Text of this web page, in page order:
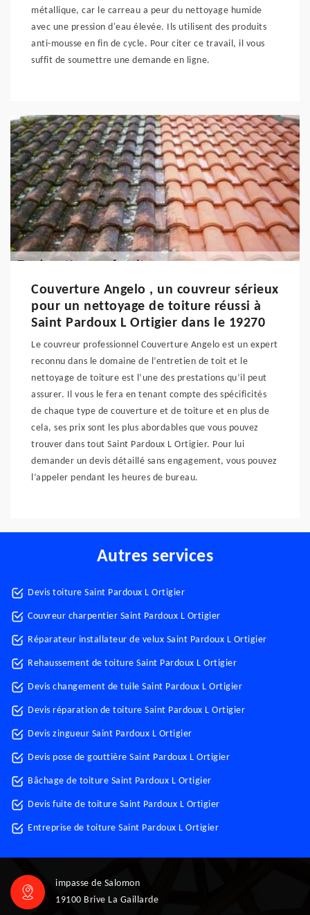
métallique, car le carreau a peur du nettoyage humide
avec une pression d'eau élevée. Ils utilisent des produits
anti-mousse en fin de cycle. Pour citer ce travail, il vous
suffit de soumettre une demande en ligne.
Couverture Angelo , un couvreur sérieux
pour un nettoyage de toiture réussi à
Saint Pardoux L Ortigier dans le 19270
Le couvreur professionnel Couverture Angelo est un expert
reconnu dans le domaine de l’entretien de toit et le
nettoyage de toiture est l’une des prestations qu’il peut
assurer. Il vous le fera en tenant compte des spécificités
de chaque type de couverture et de toiture et en plus de
cela, ses prix sont les plus abordables que vous pouvez
trouver dans tout Saint Pardoux L Ortigier. Pour lui
demander un devis détaillé sans engagement, vous pouvez
l’appeler pendant les heures de bureau.
Autres services
Devis toiture Saint Pardoux L Ortigier
Couvreur charpentier Saint Pardoux L Ortigier
Réparateur installateur de velux Saint Pardoux L Ortigier
Rehaussement de toiture Saint Pardoux L Ortigier
Devis changement de tuile Saint Pardoux L Ortigier
Devis réparation de toiture Saint Pardoux L Ortigier
Devis zingueur Saint Pardoux L Ortigier
Devis pose de gouttière Saint Pardoux L Ortigier
Bâchage de toiture Saint Pardoux L Ortigier
Devis fuite de toiture Saint Pardoux L Ortigier
Entreprise de toiture Saint Pardoux L Ortigier
impasse de Salomon
19100 Brive La Gaillarde